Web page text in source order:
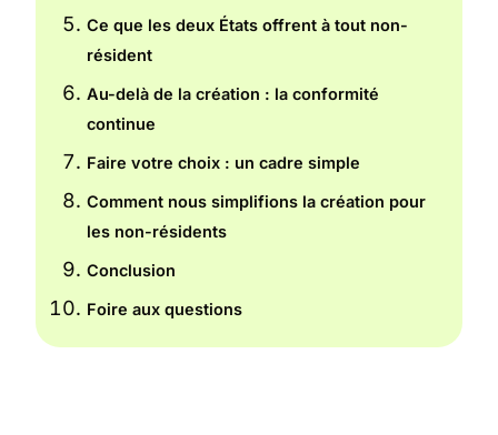
Ce que les deux États offrent à tout non-
résident
Au-delà de la création : la conformité
continue
Faire votre choix : un cadre simple
Comment nous simplifions la création pour
les non-résidents
Conclusion
Foire aux questions